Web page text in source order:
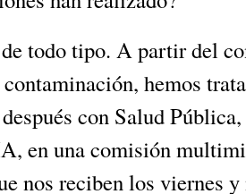
todo tipo. A partir del
hemos
con Salud
en una comisión
nos reciben los viernes